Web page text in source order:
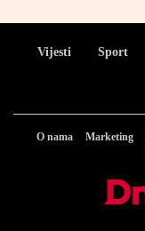
Vijesti Sport
O nama Marketing